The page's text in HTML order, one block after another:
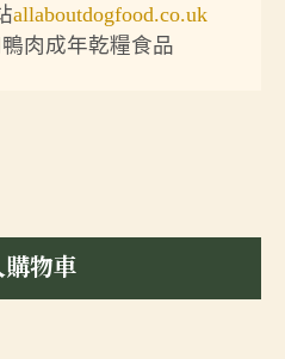
allaboutdogfood.co.uk
肉成年乾糧食品
購物車